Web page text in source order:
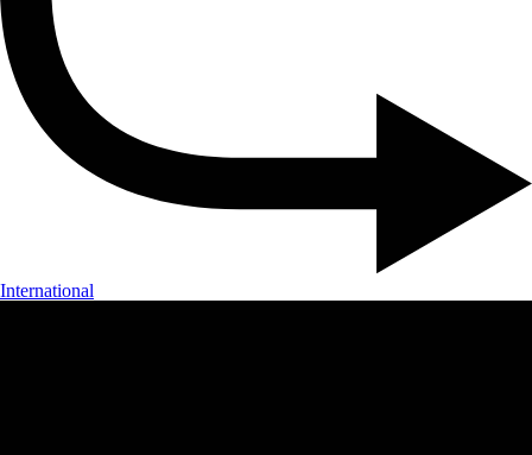
International